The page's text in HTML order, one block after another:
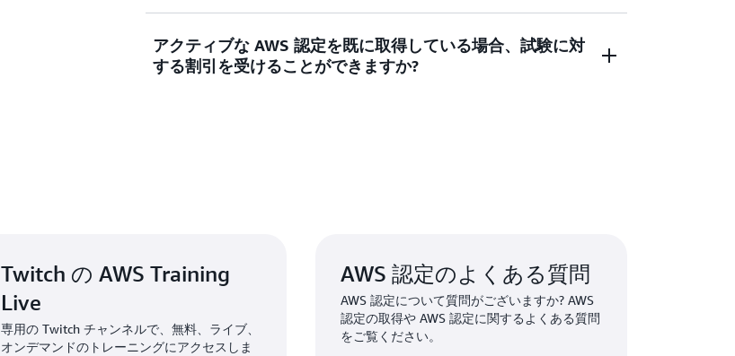
ーで追加の AWS 認定を取得するための好調なスタートを切るきっかけ
得している認定資格です。AWS 認定パスを表示して詳細を確認し、
AWS 認定を取得するための取り組みを計画しましょう。
この認定資格は 3 年間有効です。認定の有効期限が切れる前に、この
試験の最新バージョンに合格するか、AWS Certified DevOps Engineer -
アクティブな AWS 認定を既に取得している場合、試験に対
する割引を受けることができますか?
Twitch の AWS Training
Live
専用の Twitch チャンネルで、無料、ライブ、
オンデマンドのトレーニングにアクセスしま
AWS 認定のよくある質問
AWS 認定について質問がございますか? AWS
認定の取得や AWS 認定に関するよくある質問
をご覧ください。